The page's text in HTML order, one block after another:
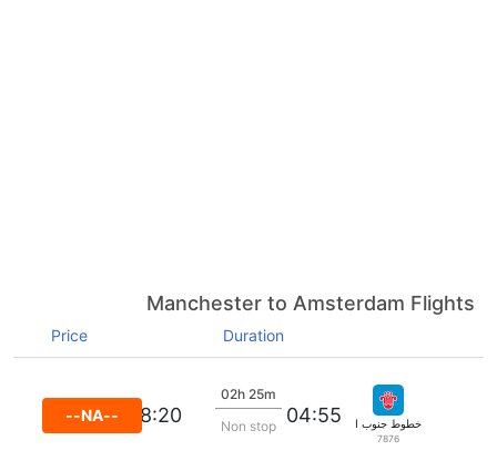
Manchester to Amsterdam Flights
Duration
Price
خطوط جنوب الصين الجوية
7876
04:55
02h 25m
Non stop
08:20
--NA--